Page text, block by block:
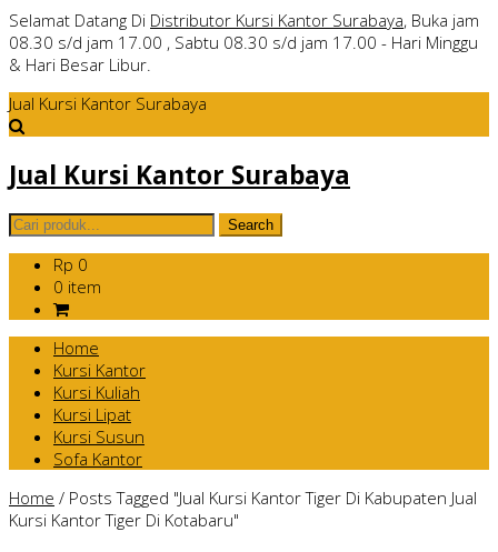
Selamat Datang Di Distributor Kursi Kantor Surabaya, Buka jam
08.30 s/d jam 17.00 , Sabtu 08.30 s/d jam 17.00 - Hari Minggu
& Hari Besar Libur.
Jual Kursi Kantor Surabaya
Jual Kursi Kantor Surabaya
Rp 0
0 item
Home
Kursi Kantor
Kursi Kuliah
Kursi Lipat
Kursi Susun
Sofa Kantor
Home / Posts Tagged "Jual Kursi Kantor Tiger Di Kabupaten Jual
Kursi Kantor Tiger Di Kotabaru"